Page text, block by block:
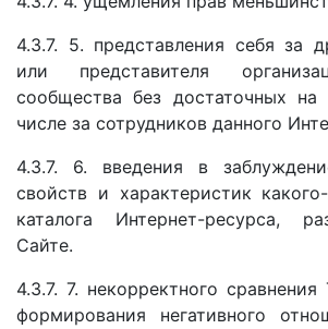
4.3.7. 5. представления себя за
или представителя
сообщества без достаточных
числе за сотрудников данного
4.3.7. 6. введения в
свойств и характеристик
каталога Интернет-ресурса,
Сайте.
4.3.7. 7. некорректного
формирования негативного